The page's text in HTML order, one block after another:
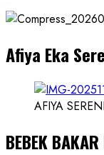
Dokter
Ilmuwan
Afiya Eka
AFIYA
BEBEK